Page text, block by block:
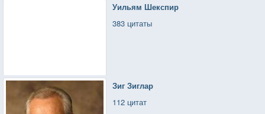
Уильям Шекспир
383 цитаты
Зиг Зиглар
112 цитат